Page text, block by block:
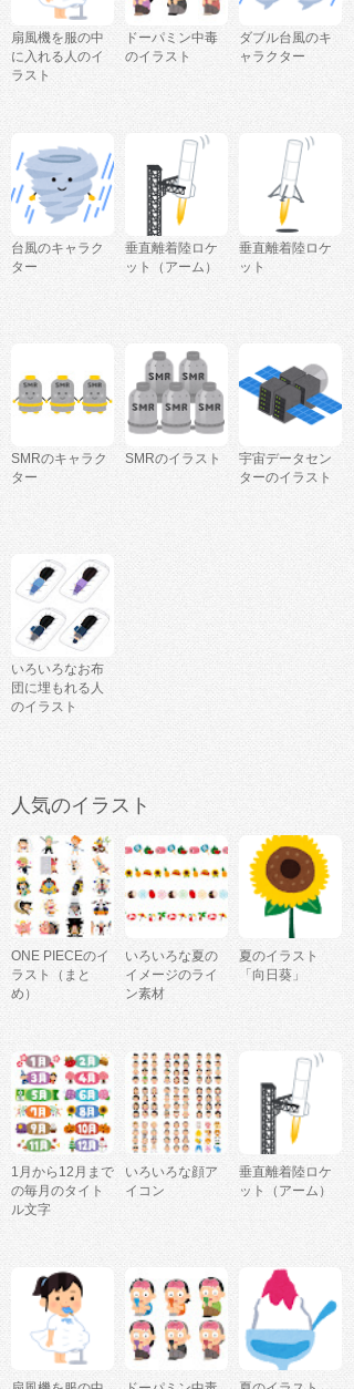
扇風機を服の中
に入れる人のイ
ラスト
ドーパミン中毒
のイラスト
ダブル台風のキ
ャラクター
台風のキャラク
ター
垂直離着陸ロケ
ット（アーム）
垂直離着陸ロケ
ット
SMRのキャラク
ター
SMRのイラスト
宇宙データセン
ターのイラスト
いろいろなお布
団に埋もれる人
のイラスト
人気のイラスト
ONE PIECEのイ
ラスト（まと
め）
いろいろな夏の
イメージのライ
ン素材
夏のイラスト
「向日葵」
1月から12月まで
の毎月のタイト
ル文字
いろいろな顔ア
イコン
垂直離着陸ロケ
ット（アーム）